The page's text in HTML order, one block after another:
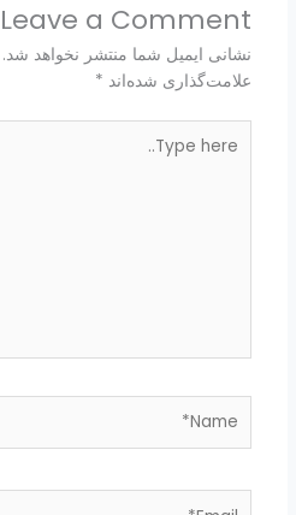
Leave a Comment
نشانی ایمیل شما منتشر نخواهد شد.
علامت‌گذاری شده‌اند *
here..